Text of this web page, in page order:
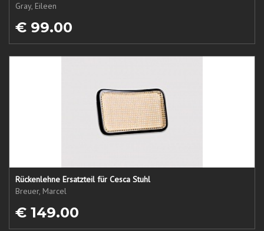
Gray, Eileen
€ 99.00
Rückenlehne Ersatzteil für Cesca Stuhl
Breuer, Marcel
€ 149.00